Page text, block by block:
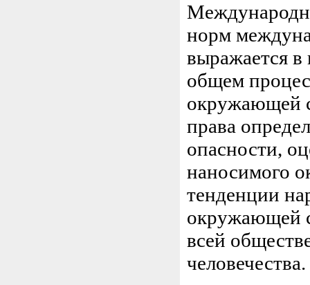
норм
выражается в
общем
окружающей
права
опасности,
наносимого
тенденции
окружающей
всей
человечества.